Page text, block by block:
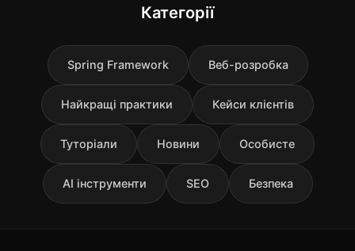
Категорії
Spring Framework Веб-розробка
Найкращі практики Кейси клієнтів
Туторіали Новини Особисте
AI інструменти SEO Безпека